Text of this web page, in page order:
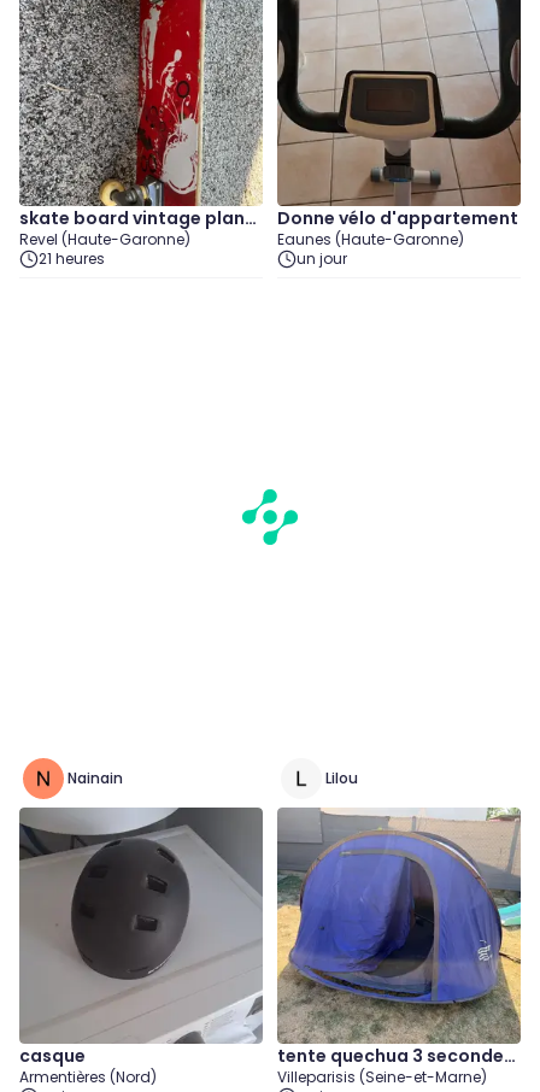
skate board vintage planc
he bois
Revel (Haute-Garonne)
21 heures
Donne vélo d'appartement
Eaunes (Haute-Garonne)
un jour
Nainain
casque
Armentières (Nord)
Lilou
tente quechua 3 secondes
3 places
Villeparisis (Seine-et-Marne)